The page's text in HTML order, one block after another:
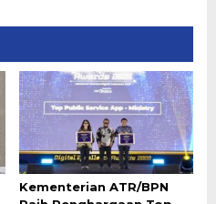
Kementerian ATR/BPN